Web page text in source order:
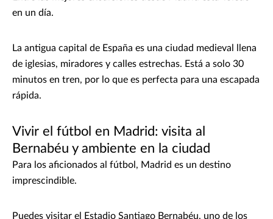
en un día.
La antigua capital de España es una ciudad medieval llena
de iglesias, miradores y calles estrechas. Está a solo 30
minutos en tren, por lo que es perfecta para una escapada
rápida.
Vivir el fútbol en Madrid: visita al
Bernabéu y ambiente en la ciudad
Para los aficionados al fútbol, Madrid es un destino
imprescindible.
Puedes visitar el Estadio Santiago Bernabéu, uno de los